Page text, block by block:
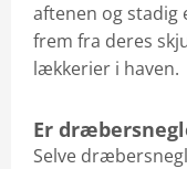
aftenen og stadig
frem fra deres
lækkerier i haven.
Er
Selve